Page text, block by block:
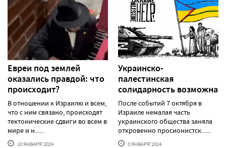
Евреи под землей
оказались правдой: что
происходит?
В отношении к Израилю и всем,
что с ним связано, происходят
тектонические сдвиги во всем в
мире и н......
10 ЯНВАРЯ'2024
Украинско-
палестинская
солидарность возможна
После событий 7 октября в
Израиле немалая часть
украинского общества заняла
откровенно просионистск......
3 ЯНВАРЯ'2024